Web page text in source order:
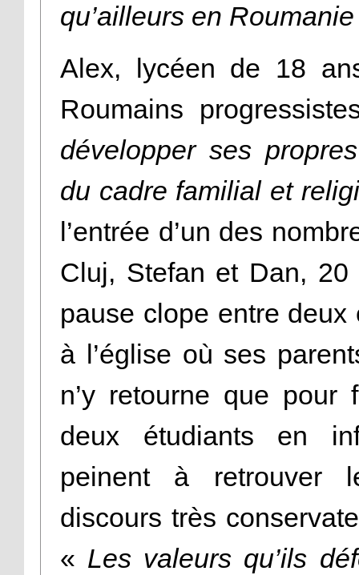
qu’ailleurs en Roumanie
Alex, lycéen de 18
Roumains
développer ses
du cadre familial et
l’entrée d’un des
Cluj, Stefan et Dan,
pause clope entre
à l’église où ses
n’y retourne que
deux étudiants en
peinent à retrouver
discours très
« Les valeurs qu’ils